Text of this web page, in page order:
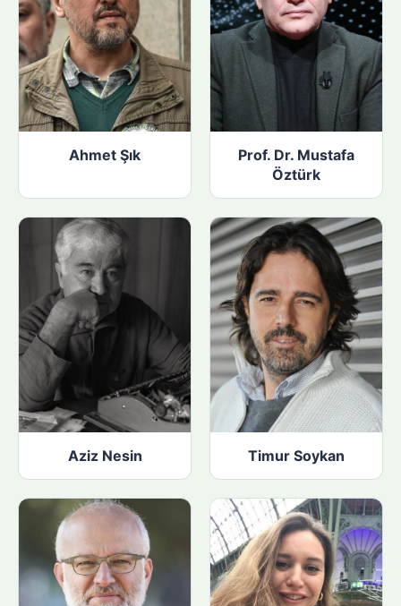
Ahmet Şık
Prof. Dr. Mustafa
Öztürk
Aziz Nesin Timur Soykan